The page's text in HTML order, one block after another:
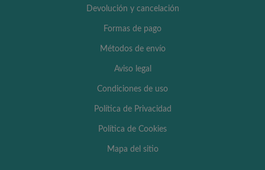
Devolución y cancelación
Formas de pago
Métodos de envío
Aviso legal
Condiciones de uso
Política de Privacidad
Política de Cookies
Mapa del sitio